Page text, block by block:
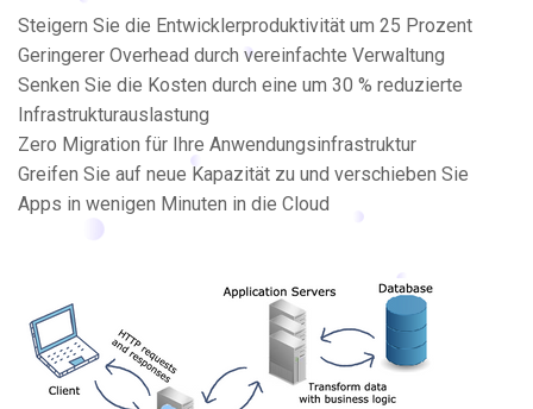
Steigern Sie die Entwicklerproduktivität um 25 Prozent
Geringerer Overhead durch vereinfachte Verwaltung
Senken Sie die Kosten durch eine um 30 % reduzierte
Infrastrukturauslastung
Zero Migration für Ihre Anwendungsinfrastruktur
Greifen Sie auf neue Kapazität zu und verschieben Sie
Apps in wenigen Minuten in die Cloud